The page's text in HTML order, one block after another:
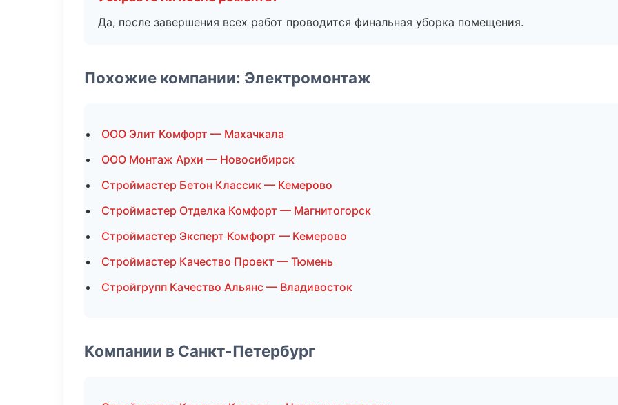
Да, после завершения всех работ проводится финальная уборка помещения.
Похожие компании: Электромонтаж
ООО Элит Комфорт — Махачкала
ООО Монтаж Архи — Новосибирск
Строймастер Бетон Классик — Кемерово
Строймастер Отделка Комфорт — Магнитогорск
Строймастер Эксперт Комфорт — Кемерово
Строймастер Качество Проект — Тюмень
Стройгрупп Качество Альянс — Владивосток
Компании в Санкт-Петербург